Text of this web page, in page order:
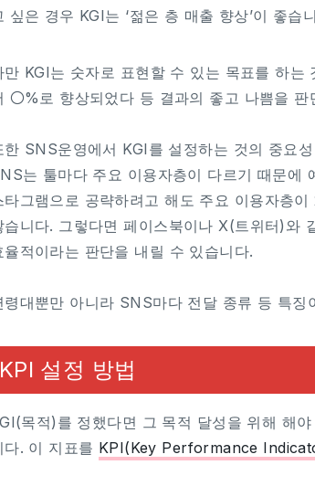
싶은 경우 KGI는 ‘젊은 층 매출 향상’이 좋습
만 KGI는 숫자로 표현할 수 있는 목표를 하
〇%로 향상되었다 등 결과의 좋고 나쁨을
한 SNS운영에서 KGI를 설정하는 것의 중요
는 툴마다 주요 이용자층이 다르기 때문
타그램으로 공략하려고 해도 주요 이용자층
습니다. 그렇다면 페이스북이나 X(트위터)와
율적이라는 판단을 내릴 수 있습니다.
령대뿐만 아니라 SNS마다 전달 종류 등 특징
KPI 설정 방법
목적)를 정했다면 그 목적 달성을 위해 해
다. 이 지표를 KPI(Key Performance